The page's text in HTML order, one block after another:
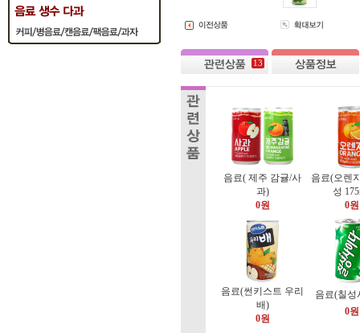
13
음료( 제주 감귤/사
과)
0원
음료(오렌
성
0원
음료(썬키스트 우리
배)
0원
음료(칠성
0원